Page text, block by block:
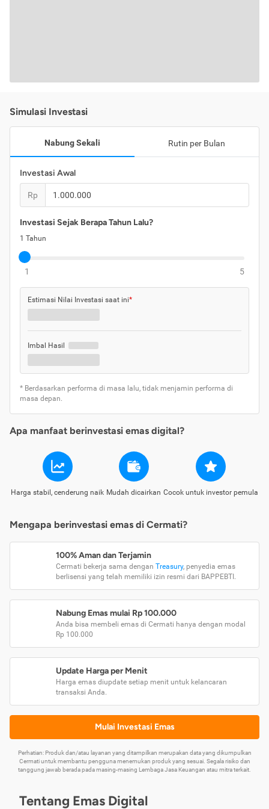
Simulasi Investasi
Nabung Sekali Rutin per Bulan
Investasi Awal
Rp
Investasi Sejak Berapa Tahun Lalu?
1 Tahun
1 5
Estimasi Nilai Investasi saat ini*
Imbal Hasil
* Berdasarkan performa di masa lalu, tidak menjamin performa di
masa depan.
Apa manfaat berinvestasi emas digital?
Harga stabil, cenderung naik Mudah dicairkan Cocok untuk investor pemula
Mengapa berinvestasi emas di Cermati?
100% Aman dan Terjamin
Cermati bekerja sama dengan Treasury, penyedia emas
berlisensi yang telah memiliki izin resmi dari BAPPEBTI.
Nabung Emas mulai Rp 100.000
Anda bisa membeli emas di Cermati hanya dengan modal
Rp 100.000
Update Harga per Menit
Harga emas diupdate setiap menit untuk kelancaran
transaksi Anda.
Mulai Investasi Emas
Perhatian: Produk dan/atau layanan yang ditampilkan merupakan data yang dikumpulkan
Cermati untuk membantu pengguna menemukan produk yang sesuai. Segala risiko dan
tanggung jawab berada pada masing-masing Lembaga Jasa Keuangan atau mitra terkait.
Tentang Emas Digital